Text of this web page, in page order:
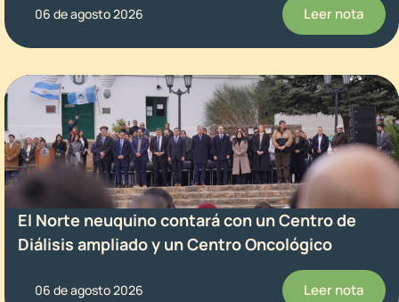
06 de agosto 2026 Leer nota
El Norte neuquino contará con un Centro de
Diálisis ampliado y un Centro Oncológico
06 de agosto 2026 Leer nota